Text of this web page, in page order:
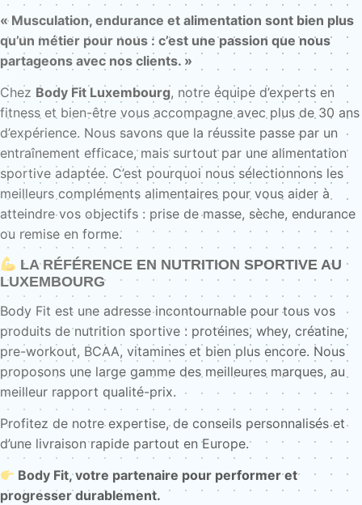
« Musculation, endurance et alimentation sont bien plus
qu’un métier pour nous : c’est une passion que nous
partageons avec nos clients. »
Chez Body Fit Luxembourg, notre équipe d’experts en
fitness et bien-être vous accompagne avec plus de 30 ans
d’expérience. Nous savons que la réussite passe par un
entraînement efficace, mais surtout par une alimentation
sportive adaptée. C’est pourquoi nous sélectionnons les
meilleurs compléments alimentaires pour vous aider à
atteindre vos objectifs : prise de masse, sèche, endurance
ou remise en forme.
LA RÉFÉRENCE EN NUTRITION SPORTIVE AU
LUXEMBOURG
Body Fit est une adresse incontournable pour tous vos
produits de nutrition sportive : protéines, whey, créatine,
pre-workout, BCAA, vitamines et bien plus encore. Nous
proposons une large gamme des meilleures marques, au
meilleur rapport qualité-prix.
Profitez de notre expertise, de conseils personnalisés et
d’une livraison rapide partout en Europe.
Body Fit, votre partenaire pour performer et
progresser durablement.